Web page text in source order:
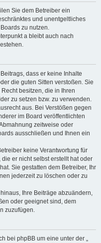
Sie dem Betreiber ein
und unentgeltliches
zu nutzen.
a bleibt auch nach
dass er keine Inhalte
die guten Sitten verstoßen. Sie
besitzen, die in Ihren
zu setzen bzw. zu verwenden.
aus. Bei Verstößen gegen
im Board veröffentlichten
zeitweise oder
ausschließen und Ihnen ein
keine Verantwortung für
er nicht selbst erstellt hat oder
Sie gestatten dem Betreiber, Ihr
jederzeit zu löschen oder zu
Ihre Beiträge abzuändern,
oder geeignet sind, dem
zuzufügen.
bei phpBB um eine unter der „